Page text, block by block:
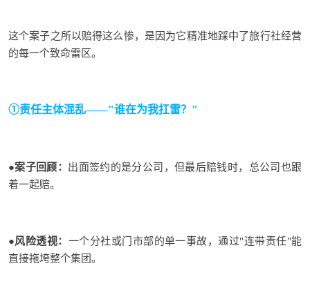
这个案子之所以赔得这么惨，是因为它精准地踩中了旅行社经营
的每一个致命雷区。
①责任主体混乱——"谁在为我扛雷？"
●案子回顾： 出面签约的是分公司，但最后赔钱时，总公司也跟
着一起赔。
●风险透视： 一个分社或门市部的单一事故，通过"连带责任"能
直接拖垮整个集团。